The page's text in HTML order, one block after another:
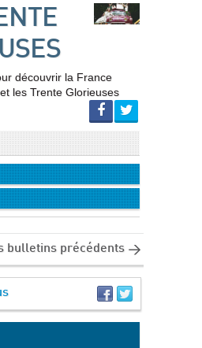
découvrir la France
les Trente Glorieuses
bulletins précédents